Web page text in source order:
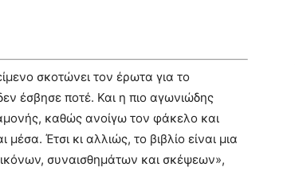
ΤΙΣ
σκοτώνει τον έρωτα για το
έσβησε ποτέ. Και η πιο αγωνιώδης
καθώς ανοίγω τον φάκελο και
Έτσι κι αλλιώς, το βιβλίο είναι μια
συναισθημάτων και σκέψεων»,